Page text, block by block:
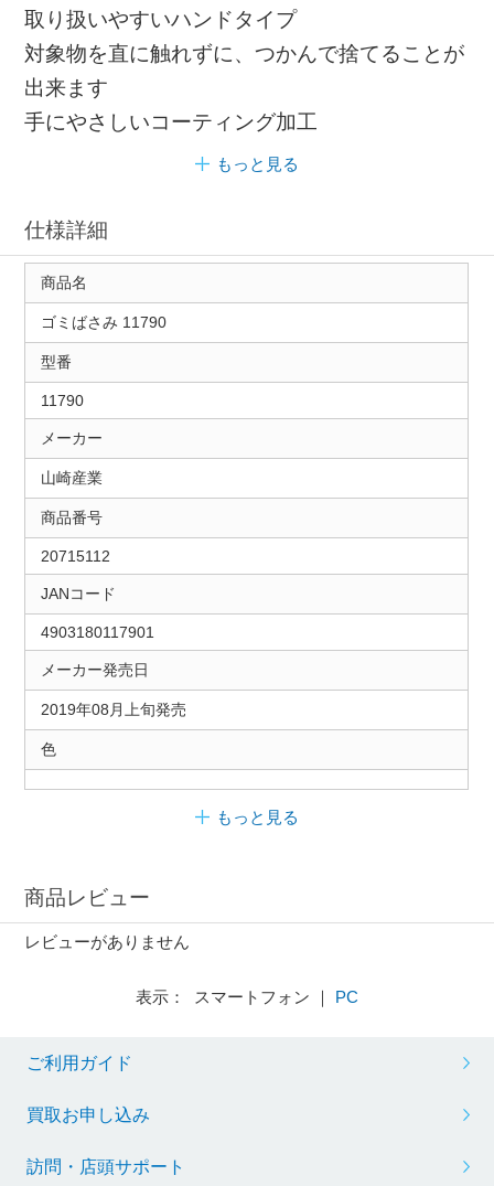
取り扱いやすいハンドタイプ
対象物を直に触れずに、つかんで捨てることが
出来ます
手にやさしいコーティング加工
もっと見る
仕様詳細
商品名
ゴミばさみ 11790
型番
11790
メーカー
山崎産業
商品番号
20715112
JANコード
4903180117901
メーカー発売日
2019年08月上旬発売
色
もっと見る
商品レビュー
レビューがありません
表示： スマートフォン ｜ PC
ご利用ガイド
買取お申し込み
訪問・店頭サポート